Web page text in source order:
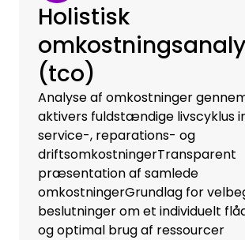
Holistisk
(tco)
Analyse af omkostninger
aktivers fuldstændige livscyklus
service-, reparations- og
driftsomkostningerTransparent
præsentation af samlede
omkostningerGrundlag for
beslutninger om et individuelt
og optimal brug af ressourcer